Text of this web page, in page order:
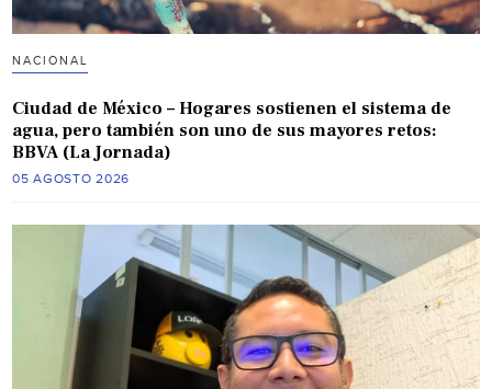
NACIONAL
Ciudad de México – Hogares sostienen el sistema de
agua, pero también son uno de sus mayores retos:
BBVA (La Jornada)
05 AGOSTO 2026